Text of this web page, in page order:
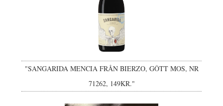
"SANGARIDA MENCIA FRÅN BIERZO, GÔTT MOS, NR
71262, 149KR."